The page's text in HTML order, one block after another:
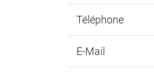
Téléphone
E-Mail